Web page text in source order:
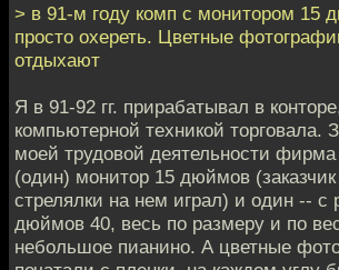
> в 91-м году комп с монитором 15
просто охереть. Цветные
отдыхают
Я в 91-92 гг. прирабатывал в
компьютерной техникой торговала.
моей трудовой деятельности
(один) монитор 15 дюймов (заказчик
стрелялки на нем играл) и один -- с
дюймов 40, весь по размеру и по
небольшое пианино. А цветные